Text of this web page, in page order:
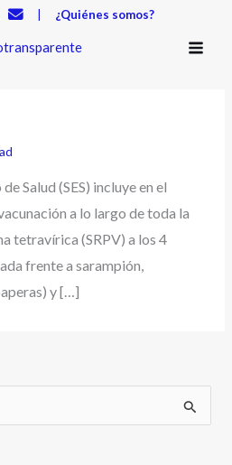
| ¿Quiénes somos?
Salud (SES) incluye en el
a lo largo de toda la
tetravírica (SRPV) a los 4
frente a sarampión,
y […]